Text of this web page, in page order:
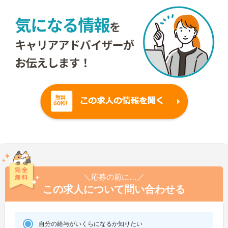
＼応募の前に…／
この求人について問い合わせる
自分の給与がいくらになるか知りたい